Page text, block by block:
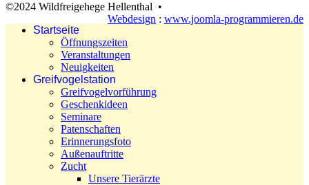
©2024 Wildfreigehege Hellenthal •
Webdesign : www.joomla-programmieren.de
Startseite
Öffnungszeiten
Veranstaltungen
Neuigkeiten
Greifvogelstation
Greifvogelvorführung
Geschenkideen
Seminare
Patenschaften
Erinnerungsfoto
Außenauftritte
Zucht
Unsere Tierärzte